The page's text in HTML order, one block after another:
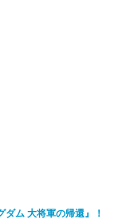
ム 大将軍の帰還』！